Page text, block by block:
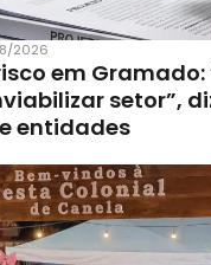
2026
em Gramado:
setor”,
entidades